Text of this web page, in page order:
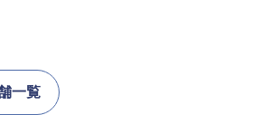
一覧